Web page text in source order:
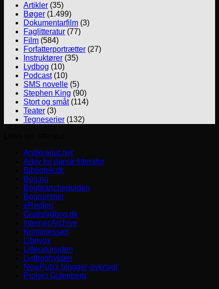
Artikler (35)
Bøger (1.499)
Dokumentarfilm (3)
Faglitteratur (77)
Film (584)
Forfatterportrætter (27)
Instruktører (35)
Lydbog (10)
Podcast(10)
SMS novelle (5)
Stephen King (90)
Stort og småt(114)
Teater (3)
Tegneserier (132)
Antikvariat.net
Arkiv for dansk litteratur
Bibliotek.dk
Bog.nu
Bogbrancheguiden
Bogrummet
eReolen
Gratislydbog.dk
Internet Archive
Krimimessen
Librivox
Litteratursiden
Lydboghylden
NewPub's blogger-oversigt
Project Gutenberg